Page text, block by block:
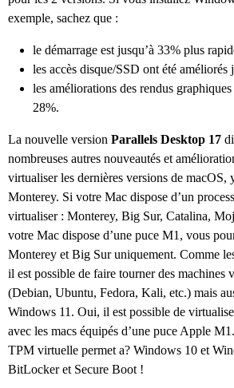
exemple, sachez que :
le démarrage est jusqu’à 33% plus
les accès disque/SSD ont été améliorés
les améliorations des rendus
28%.
La nouvelle version Parallels Desktop 17
nombreuses autres nouveautés et
virtualiser les dernières versions de macOS,
Monterey. Si votre Mac dispose d’un
virtualiser : Monterey, Big Sur, Catalina,
votre Mac dispose d’une puce M1, vous
Monterey et Big Sur uniquement. Comme
il est possible de faire tourner des machines
(Debian, Ubuntu, Fedora, Kali, etc.) mais
Windows 11. Oui, il est possible de
avec les macs équipés d’une puce Apple
TPM virtuelle permet a? Windows 10 et
BitLocker et Secure Boot !